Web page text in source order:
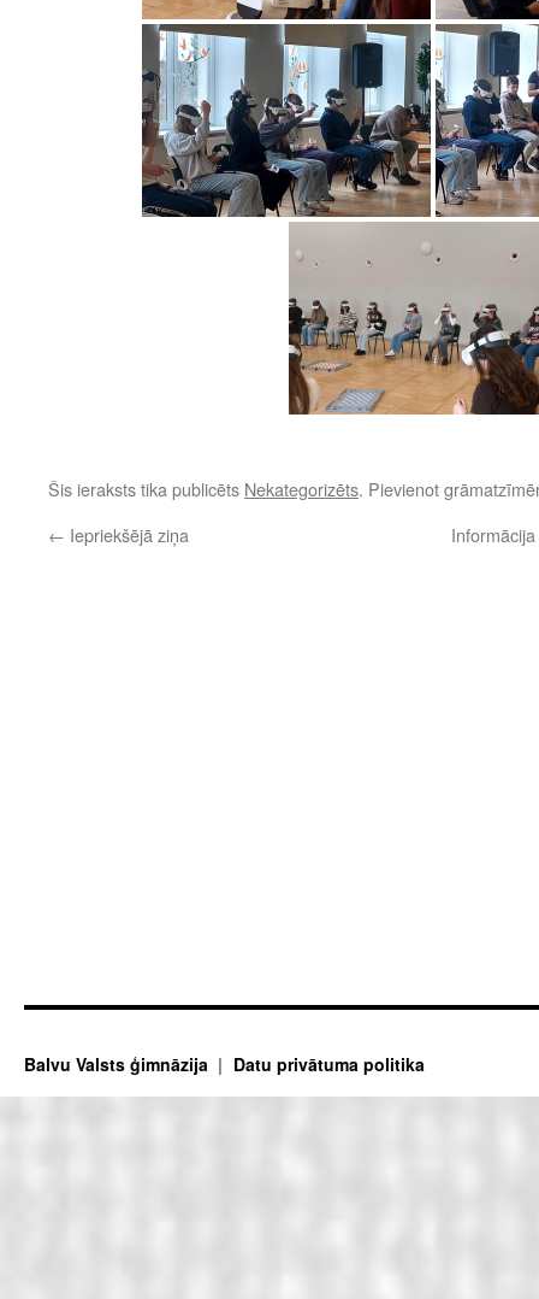
Šis ieraksts tika publicēts Nekategorizēts. Pievienot
← Iepriekšējā ziņa
Balvu Valsts ģimnāzija Datu privātuma politika